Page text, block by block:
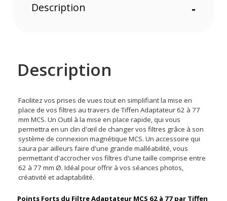
Description -
Description
Facilitez vos prises de vues tout en simplifiant la mise en
place de vos filtres au travers de Tiffen Adaptateur 62 à 77
mm MCS. Un Outil à la mise en place rapide, qui vous
permettra en un clin d'œil de changer vos filtres grâce à son
système de connexion magnétique MCS. Un accessoire qui
saura par ailleurs faire d'une grande malléabilité, vous
permettant d'accrocher vos filtres d'une taille comprise entre
62 à 77 mm Ø. Idéal pour offrir à vos séances photos,
créativité et adaptabilité.
Points Forts du Filtre Adaptateur MCS 62 à 77 par Tiffen